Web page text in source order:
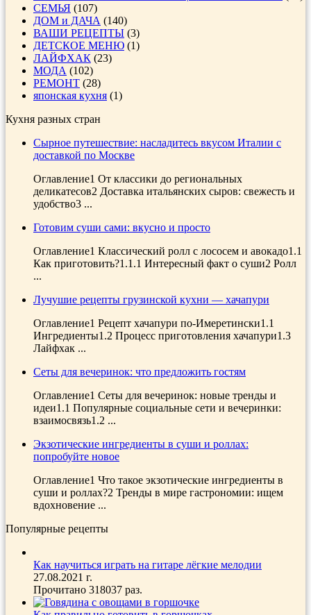
СЕМЬЯ (107)
ДОМ и ДАЧА (140)
ВАШИ РЕЦЕПТЫ (3)
ДЕТСКОЕ МЕНЮ (1)
ЛАЙФХАК (23)
МОДА (102)
РЕМОНТ (28)
японская кухня (1)
Кухня разных стран
Сырное путешествие: насладитесь вкусом Италии с
доставкой по Москве
Оглавление1 От классики до региональных
деликатесов2 Доставка итальянских сыров: свежесть и
удобство3 ...
Готовим суши сами: вкусно и просто
Оглавление1 Классический ролл с лососем и авокадо1.1
Как приготовить?1.1.1 Интересный факт о суши2 Ролл
...
Лучушие рецепты грузинской кухни — хачапури
Оглавление1 Рецепт хачапури по-Имеретински1.1
Ингредиенты1.2 Процесс приготовления хачапури1.3
Лайфхак ...
Сеты для вечеринок: что предложить гостям
Оглавление1 Сеты для вечеринок: новые тренды и
идеи1.1 Популярные социальные сети и вечеринки:
взаимосвязь1.2 ...
Экзотические ингредиенты в суши и роллах:
попробуйте новое
Оглавление1 Что такое экзотические ингредиенты в
суши и роллах?2 Тренды в мире гастрономии: ищем
вдохновение ...
Популярные рецепты
Как научиться играть на гитаре лёгкие мелодии
27.08.2021 г.
Прочитано 318037 раз.